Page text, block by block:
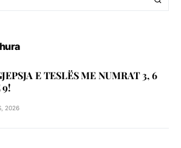
E TESLËS ME NUMRAT 3, 6
9!
2026